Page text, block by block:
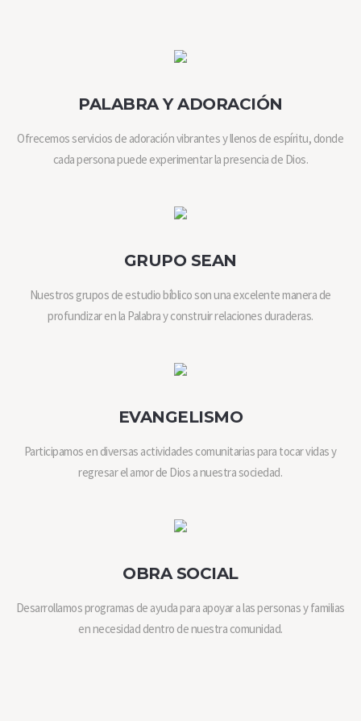
PALABRA Y ADORACIÓN
Ofrecemos servicios de adoración vibrantes y llenos de espíritu, donde
cada persona puede experimentar la presencia de Dios.
GRUPO SEAN
Nuestros grupos de estudio bíblico son una excelente manera de
profundizar en la Palabra y construir relaciones duraderas.
EVANGELISMO
Participamos en diversas actividades comunitarias para tocar vidas y
regresar el amor de Dios a nuestra sociedad.
OBRA SOCIAL
Desarrollamos programas de ayuda para apoyar a las personas y familias
en necesidad dentro de nuestra comunidad.